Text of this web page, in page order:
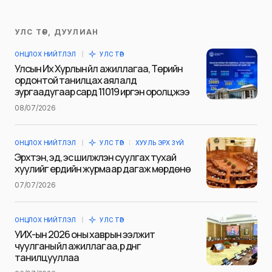
Таны имэйл хаягийг нийтлэхгүй.
тэмдэглэсэн
Сэтгэгдэл*
Name
УЛС ТӨР, ДУУЛИАН
ОНЦЛОХ НИЙТЛЭЛ УЛС ТӨР
Улсын Их Хурлын үйл ажиллагаа, Төрийн
ордонтой танилцах аялалд
зургаадугаар сард 11019 иргэн оролцжээ
08/07/2026
ОНЦЛОХ НИЙТЛЭЛ УЛС ТӨР ХУУЛЬ ЭРХ ЗҮЙ
Эрхтэн, эд, эс шилжүүлэн суулгах тухай
хуулийг ердийн журмаар дагаж мөрдөнө
07/07/2026
ОНЦЛОХ НИЙТЛЭЛ УЛС ТӨР
УИХ-ын 2026 оны хаврын ээлжит
чуулганы үйл ажиллагаа, үр дүнг
танилцууллаа